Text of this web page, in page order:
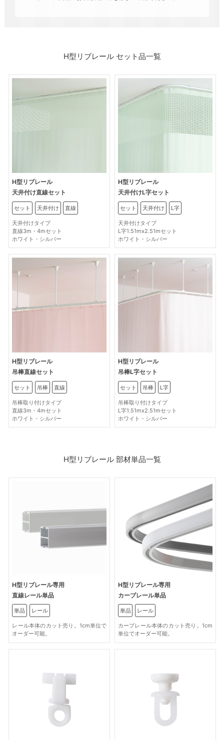
H型リブレール セット品一覧
H型リブレール
天井付け直線セット
セット 天井付け 直線
天井付けタイプ
直線3m・4mセット
ホワイト・シルバー
H型リブレール
天井付けL字セット
セット 天井付け L字
天井付けタイプ
L字1.51mx2.51mセット
ホワイト・シルバー
H型リブレール
吊棒直線セット
セット 吊棒 直線
吊棒取り付けタイプ
直線3m・4mセット
ホワイト・シルバー
H型リブレール
吊棒L字セット
セット 吊棒 L字
吊棒取り付けタイプ
L字1.51mx2.51mセット
ホワイト・シルバー
H型リブレール 部材単品一覧
H型リブレール専用
直線レール単品
単品 レール
レール本体のカット売り。1cm単位で
オーダー可能。
H型リブレール専用
カーブレール単品
単品 レール
カーブレール本体のカット売り。1cm
単位でオーダー可能。